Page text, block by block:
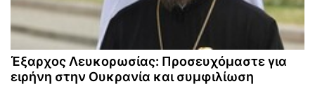
Έξαρχος Λευκορωσίας: Προσευχόμαστε για
ειρήνη στην Ουκρανία και συμφιλίωση